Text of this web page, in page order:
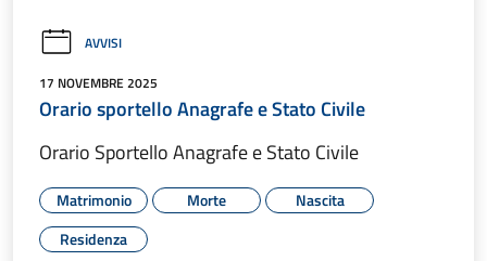
AVVISI
17 NOVEMBRE 2025
Orario sportello Anagrafe e Stato Civile
Orario Sportello Anagrafe e Stato Civile
Matrimonio Morte
Nascita
Residenza